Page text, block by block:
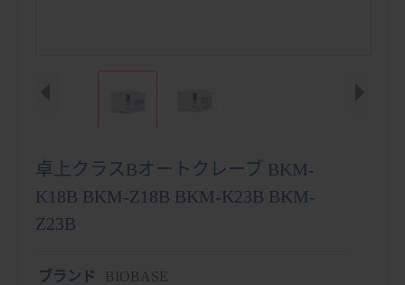
卓上クラスBオートクレーブ BKM-
K18B BKM-Z18B BKM-K23B BKM-
Z23B
ブランド
BIOBASE